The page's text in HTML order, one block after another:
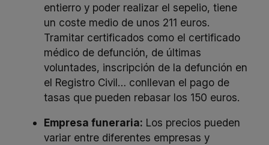
entierro y poder realizar el sepelio, tiene
un coste medio de unos 211 euros.
Tramitar certificados como el certificado
médico de defunción, de últimas
voluntades, inscripción de la defunción en
el Registro Civil… conllevan el pago de
tasas que pueden rebasar los 150 euros.
Empresa funeraria: Los precios pueden
variar entre diferentes empresas y